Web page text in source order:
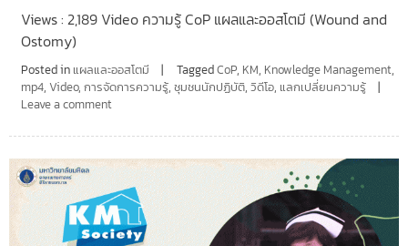
Views : 2,189 Video ความรู้ CoP แผลและออสโตมี (Wound and
Ostomy)
Posted in แผลและออสโตมี TaggedCoP, KM, Knowledge Management,
mp4, Video, การจัดการความรู้, ชุมชนนักปฏิบัติ, วิดีโอ, แลกเปลี่ยนความรู้
Leave a comment